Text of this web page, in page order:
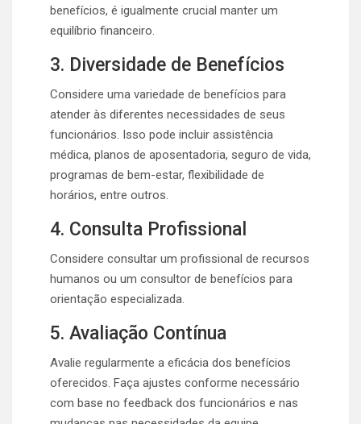
benefícios, é igualmente crucial manter um
equilíbrio financeiro.
3. Diversidade de Benefícios
Considere uma variedade de benefícios para
atender às diferentes necessidades de seus
funcionários. Isso pode incluir assistência
médica, planos de aposentadoria, seguro de vida,
programas de bem-estar, flexibilidade de
horários, entre outros.
4. Consulta Profissional
Considere consultar um profissional de recursos
humanos ou um consultor de benefícios para
orientação especializada.
5. Avaliação Contínua
Avalie regularmente a eficácia dos benefícios
oferecidos. Faça ajustes conforme necessário
com base no feedback dos funcionários e nas